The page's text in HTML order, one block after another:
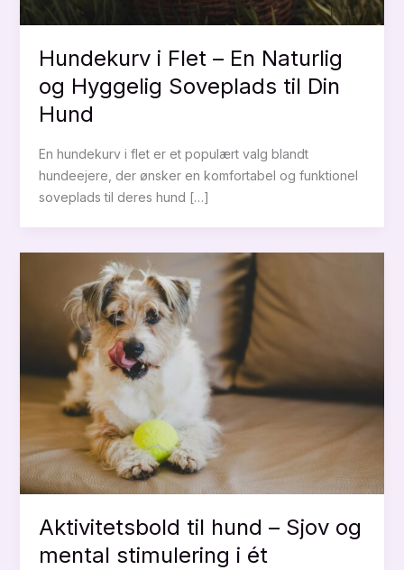
Hundekurv i Flet – En Naturlig
og Hyggelig Soveplads til Din
Hund
En hundekurv i flet er et populært valg blandt
hundeejere, der ønsker en komfortabel og funktionel
soveplads til deres hund […]
Aktivitetsbold til hund – Sjov og
mental stimulering i ét